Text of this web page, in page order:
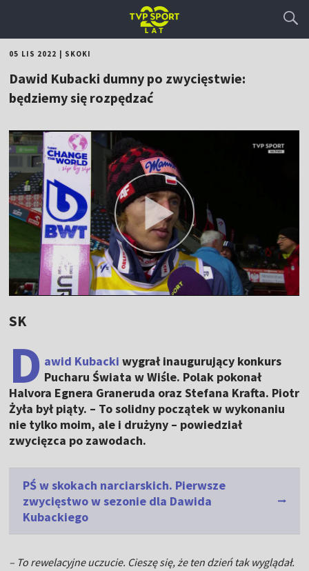
05 LIS 2022 SKOKI
Dawid Kubacki dumny po zwycięstwie:
będziemy się rozpędzać
SK
D awid Kubackiwygrał inaugurujący konkurs
Pucharu Świata w Wiśle. Polak pokonał
Halvora Egnera Graneruda oraz Stefana Krafta. Piotr
Żyła był piąty. – To solidny początek w wykonaniu
nie tylko moim, ale i drużyny – powiedział
zwycięzca po zawodach.
PŚ w skokach narciarskich. Pierwsze
zwycięstwo w sezonie dla Dawida
Kubackiego
– To rewelacyjne uczucie. Cieszę się, że ten dzień tak wyglądał.